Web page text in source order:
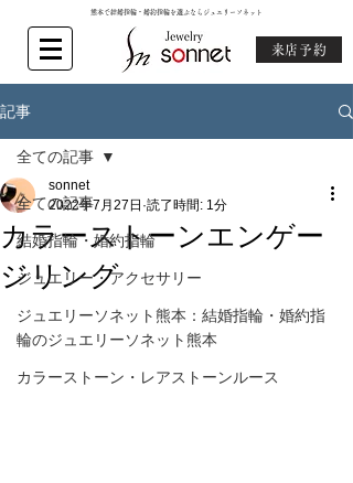
熊本で結婚指輪・婚約指輪を選ぶならジュエリーソネット
来店予約
記事
全ての記事
結婚指輪・婚約指輪
ジュエリー・アクセサリー
ジュエリーソネット熊本：結婚指輪・婚約指
輪のジュエリーソネット熊本
カラーストーン・レアストーンルース
全ての記事
カラーストーンエンゲー
ジリング
sonnet
2022年7月27日 読了時間: 1分